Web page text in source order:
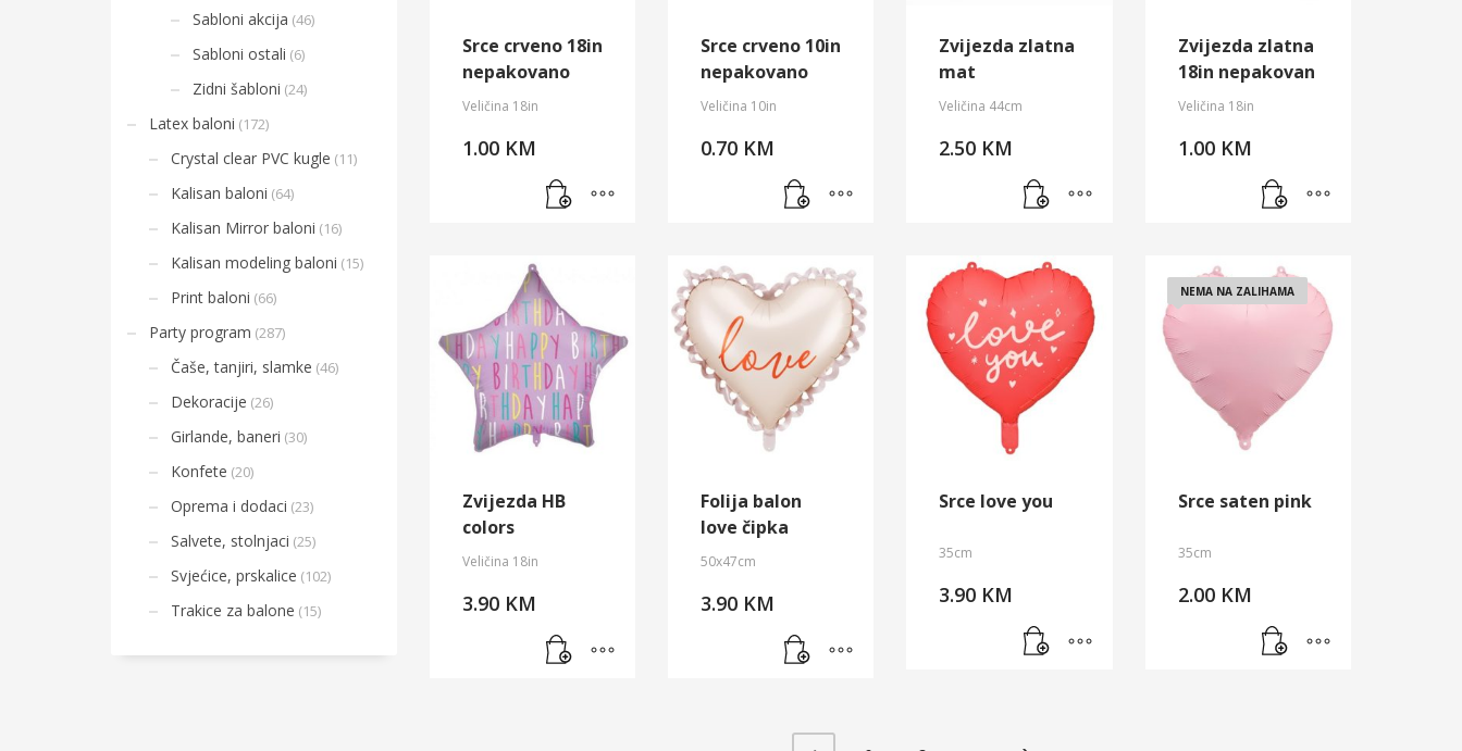
Srce crveno 18in
nepakovano
Veličina 18in
1.00 KM
Srce crveno 10in
nepakovano
Veličina 10in
0.70 KM
Zvijezda zlatna
mat
Veličina 44cm
2.50 KM
Zvijezda zlatna
18in nepakovan
Veličina 18in
1.00 KM
Zvijezda HB
colors
Veličina 18in
3.90 KM
Folija balon
love čipka
50x47cm
3.90 KM
Srce love you
35cm
3.90 KM
NEMA NA ZALIHAMA
Srce saten pink
35cm
2.00 KM
Sabloni akcija (46)
Sabloni ostali (6)
Zidni šabloni (24)
Latex baloni (172)
Crystal clear PVC kugle (11)
Kalisan baloni (64)
Kalisan Mirror baloni (16)
Kalisan modeling baloni (15)
Print baloni (66)
Party program (287)
Čaše, tanjiri, slamke (46)
Dekoracije (26)
Girlande, baneri (30)
Konfete (20)
Oprema i dodaci (23)
Salvete, stolnjaci (25)
Svjećice, prskalice (102)
Trakice za balone (15)